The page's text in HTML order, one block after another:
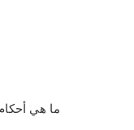
🔴 ما هي